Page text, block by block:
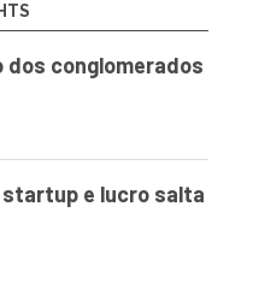
dos conglomerados
startup e lucro salta